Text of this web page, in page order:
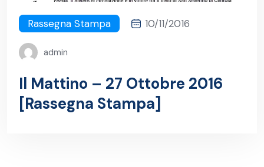
Rassegna Stampa 10/11/2016
admin
Il Mattino – 27 Ottobre 2016
[Rassegna Stampa]